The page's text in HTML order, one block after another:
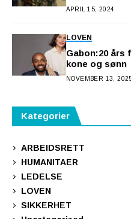
APRIL 15, 2024
LOVEN
Gabon:20 års
kone og sønn
NOVEMBER 13,
Kategorier
ARBEIDSRETT
HUMANITAER
LEDELSE
LOVEN
SIKKERHET